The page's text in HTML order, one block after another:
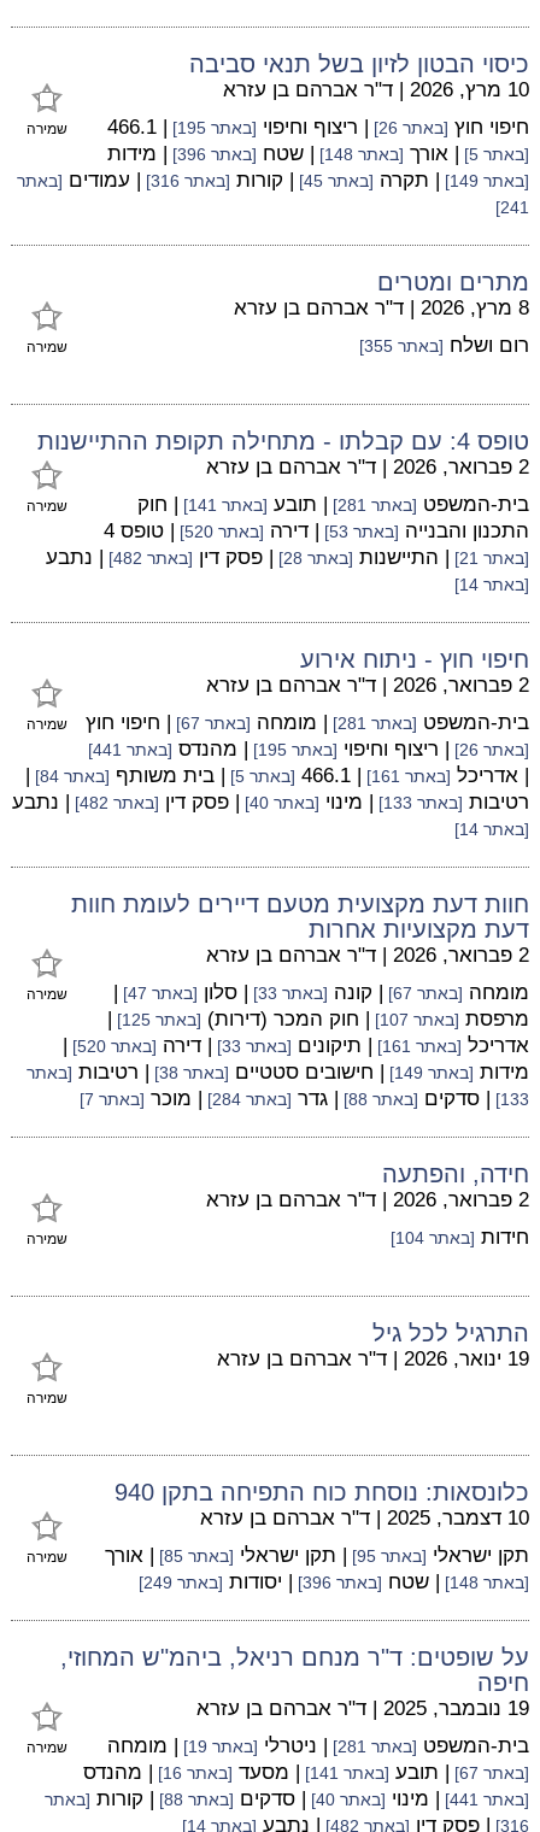
כיסוי הבטון לזיון בשל תנאי סביבה
שמירה
10 מרץ, 2026 | ד"ר אברהם בן עזרא
חיפוי חוץ [באתר 26] | ריצוף וחיפוי [באתר 195] | 466.1
[באתר 5] | אורך [באתר 148] | שטח [באתר 396] | מידות
[באתר 149] | תקרה [באתר 45] | קורות [באתר 316] | עמודים [באתר
241]
מתרים ומטרים
שמירה
8 מרץ, 2026 | ד"ר אברהם בן עזרא
רום ושלח [באתר 355]
טופס 4: עם קבלתו - מתחילה תקופת ההתיישנות
שמירה
2 פברואר, 2026 | ד"ר אברהם בן עזרא
בית-המשפט [באתר 281] | תובע [באתר 141]
| חוק
התכנון והבנייה [באתר 53] | דירה [באתר 520] | טופס 4
[באתר 21] | התיישנות [באתר 28] | פסק דין [באתר 482] | נתבע
[באתר 14]
חיפוי חוץ - ניתוח אירוע
שמירה
2 פברואר, 2026 | ד"ר אברהם בן עזרא
בית-המשפט [באתר 281] | מומחה [באתר 67] | חיפוי חוץ
[באתר 26] | ריצוף וחיפוי [באתר 195] | מהנדס [באתר 441]
| אדריכל [באתר 161] | 466.1 [באתר 5] | בית משותף [באתר 84]
|
רטיבות [באתר 133] | מינוי [באתר 40] | פסק דין [באתר 482] | נתבע
[באתר 14]
חוות דעת מקצועית מטעם דיירים לעומת חוות
דעת מקצועיות אחרות
שמירה
2 פברואר, 2026 | ד"ר אברהם בן עזרא
מומחה [באתר 67] | קונה [באתר 33] | סלון [באתר 47]
|
מרפסת [באתר 107] | חוק המכר (דירות) [באתר 125]
|
אדריכל [באתר 161] | תיקונים [באתר 33] | דירה [באתר 520]
|
מידות [באתר 149] | חישובים סטטיים [באתר 38] | רטיבות [באתר
133]
| סדקים [באתר 88] | גדר [באתר 284] | מוכר [באתר 7]
חידה, והפתעה
שמירה
2 פברואר, 2026 | ד"ר אברהם בן עזרא
חידות [באתר 104]
התרגיל לכל גיל
שמירה
19 ינואר, 2026 | ד"ר אברהם בן עזרא
כלונסאות: נוסחת כוח התפיחה בתקן 940
שמירה
10 דצמבר, 2025 | ד"ר אברהם בן עזרא
תקן ישראלי [באתר 95] | תקן ישראלי [באתר 85] | אורך
[באתר 148] | שטח [באתר 396] | יסודות [באתר 249]
על שופטים: ד"ר מנחם רניאל, ביהמ"ש המחוזי,
חיפה
שמירה
19 נובמבר, 2025 | ד"ר אברהם בן עזרא
בית-המשפט [באתר 281] | ניטרלי [באתר 19] | מומחה
[באתר 67] | תובע [באתר 141] | מסעד [באתר 16] | מהנדס
[באתר 441] | מינוי [באתר 40] | סדקים [באתר 88] | קורות [באתר
316]
| פסק דין [באתר 482] | נתבע [באתר 14]